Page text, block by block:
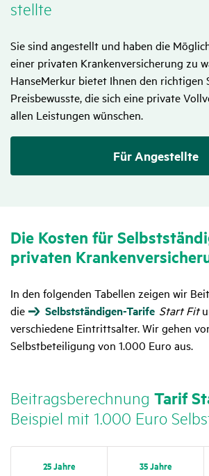
stellte
Sie sind angestellt und haben die
einer privaten Krankenversicherung zu
HanseMerkur bietet Ihnen den richtigen
Preisbewusste, die sich eine private
allen Leistungen wünschen.
Für Angestellte
Die Kosten für
privaten
In den folgenden Tabellen zeigen wir
die
Selbstständigen-Tarife Start Fit
verschiedene Eintrittsalter. Wir gehen
Selbstbeteiligung von 1.000 Euro aus.
Beitrags­be­rech­nung Tarif
Beispiel mit 1.000 Euro
25 Jahre 35 Jahre